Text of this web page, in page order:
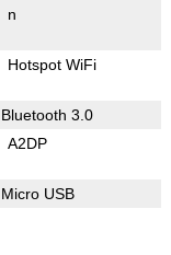
n
Hotspot WiFi
Bluetooth 3.0
A2DP
Micro USB